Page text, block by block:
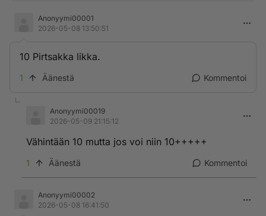
Anonyymi00001
2026-05-08 13:50:51
10 Pirtsakka likka.
1 Äänestä Kommentoi
Anonyymi00019
2026-05-09 21:15:12
Vähintään 10 mutta jos voi niin 10+++++
1 Äänestä Kommentoi
Anonyymi00002
2026-05-08 16:41:50